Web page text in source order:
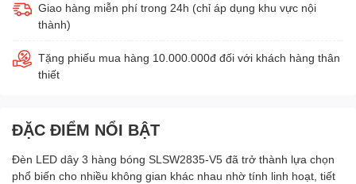
Giao hàng miễn phí trong 24h (chỉ áp dụng khu vực nội
thành)
Tặng phiếu mua hàng 10.000.000đ đối với khách hàng thân
thiết
ĐẶC ĐIỂM NỔI BẬT
Đèn LED dây 3 hàng bóng SLSW2835-V5 đã trở thành lựa chọn
phổ biến cho nhiều không gian khác nhau nhờ tính linh hoạt, tiết